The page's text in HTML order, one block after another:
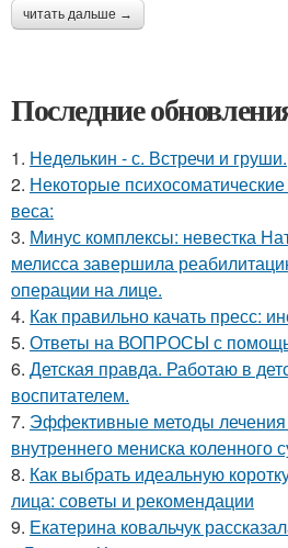
читать дальше →
Последние
1. Неделькин - с. Встречи и груши.
2. Некоторые
веса:
3. Минус комплексы: невестка
мелисса завершила
операции на лице.
4. Как правильно качать пресс:
5. Ответы на ВОПРОСЫ с
6. Детская правда. Работаю в
воспитателем.
7. Эффективные методы
внутреннего мениска коленного
8. Как выбрать идеальную
лица: советы и рекомендации
9. Екатерина ковальчук